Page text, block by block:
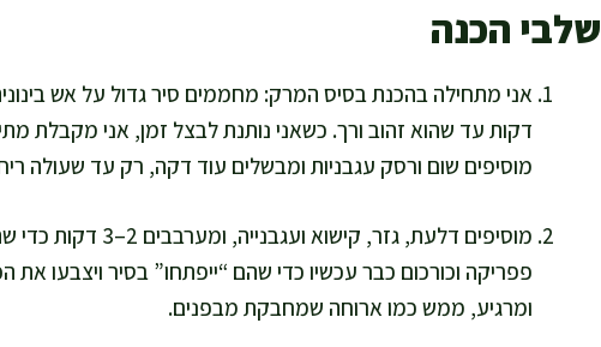
שלבי הכנה
דקות עד שהוא זהוב ורך. כשאני נותנת לבצל זמן, אני מקבלת
מוסיפים שום ורסק עגבניות ומבשלים עוד דקה, רק עד שעולה
מוסיפים דלעת, גזר,
פפריקה וכורכום כבר עכשיו כדי שהם “ייפתחו” בסיר ויצבעו
ומרגיע, ממש כמו ארוחה שמחבקת מבפנים.